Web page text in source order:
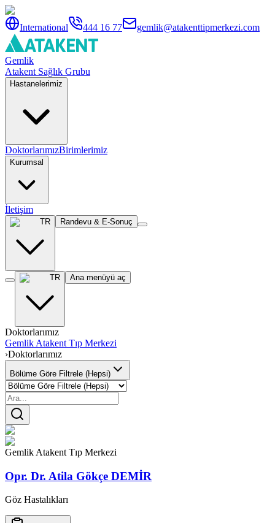
International 444 16 77 gemlik@atakenttipmerkezi.com
Gemlik
Atakent Sağlık Grubu
Hastanelerimiz
DoktorlarımızBirimlerimiz
Kurumsal
İletişim
TR Randevu & E-Sonuç
TR Ana menüyü aç
Doktorlarımız
Gemlik Atakent Tıp Merkezi
›Doktorlarımız
Bölüme Göre Filtrele (Hepsi)
Gemlik Atakent Tıp Merkezi
Opr. Dr. Atila Gökçe DEMİR
Göz Hastalıkları